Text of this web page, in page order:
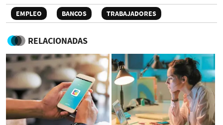
EMPLEO BANCOS TRABAJADORES
RELACIONADAS